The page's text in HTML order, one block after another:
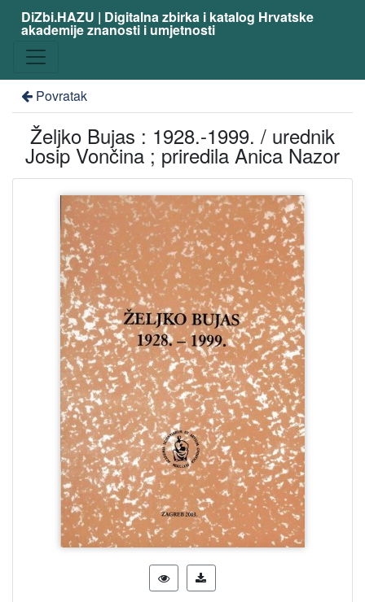
DiZbi.HAZU | Digitalna zbirka i katalog Hrvatske
akademije znanosti i umjetnosti
Povratak
Željko Bujas : 1928.-1999. / urednik
Josip Vončina ; priredila Anica Nazor